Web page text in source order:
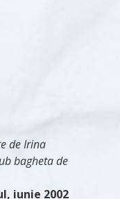
de Irina
bagheta de
iunie 2002